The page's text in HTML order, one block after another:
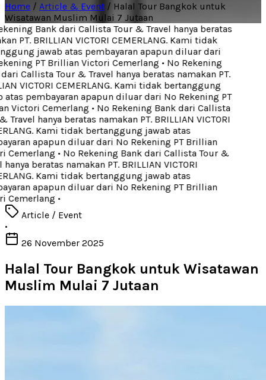
Home / Article & Event / Halal Tour Bangkok untuk
Wisatawan Muslim Mulai 7 Jutaan
Bank dari Callista Tour & Travel hanya beratas
PT. BRILLIAN VICTORI CEMERLANG. Kami tidak
jawab atas pembayaran apapun diluar dari
PT Brillian Victori Cemerlang• No Rekening
Callista Tour & Travel hanya beratas namakan PT.
VICTORI CEMERLANG. Kami tidak bertanggung
pembayaran apapun diluar dari No Rekening PT
Victori Cemerlang• No Rekening Bank dari Callista
Travel hanya beratas namakan PT. BRILLIAN VICTORI
Kami tidak bertanggung jawab atas
apapun diluar dari No Rekening PT Brillian
Cemerlang• No Rekening Bank dari Callista Tour &
beratas namakan PT. BRILLIAN VICTORI
Kami tidak bertanggung jawab atas
apapun diluar dari No Rekening PT Brillian
Cemerlang•
Article / Event
•
26 November 2025
Halal Tour Bangkok untuk Wisatawan
Muslim Mulai 7 Jutaan